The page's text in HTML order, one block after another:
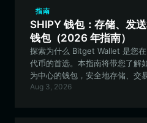
指南
SHIPY 钱包：存储、发
钱包（2026 年指南）
探索为什么 Bitget Wallet 是您
代币的首选。本指南将带您了解
为中心的钱包，安全地存储、交
meme 生态系统中。
Aug 3, 2026